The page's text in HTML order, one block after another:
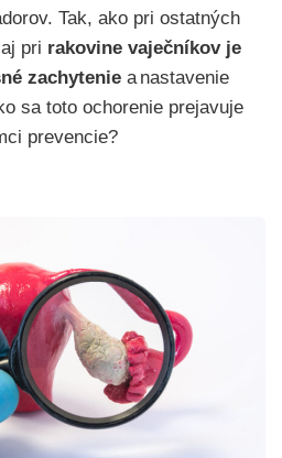
Tak, ako pri ostatných
pri rakovine vaječníkov je
zachytenie a nastavenie
sa toto ochorenie prejavuje
prevencie?